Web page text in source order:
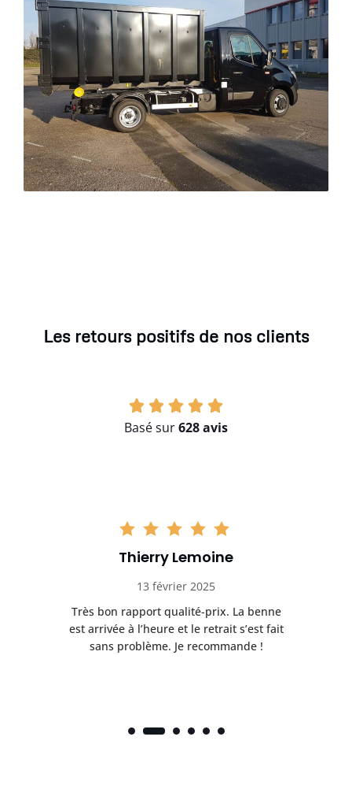
Les retours positifs de nos clients
Basé sur628 avis
Thierry Lemoine
13 février 2025
Très bon rapport qualité-prix. La benne
est arrivée à l’heure et le retrait s’est fait
sans problème. Je recommande !